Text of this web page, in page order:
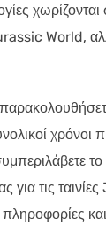
World,
χρόνοι
για τις
πληροφορίες